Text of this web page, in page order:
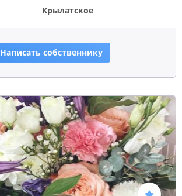
Крылатское
Написать собственнику